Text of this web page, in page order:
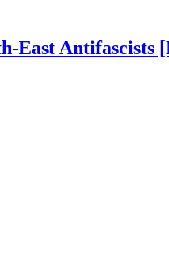
East Antifascists